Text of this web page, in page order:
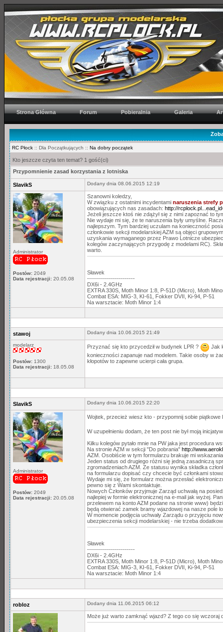
Strona Główna Forum Pobieralnia Galeria
RC Płock :: Dla Początkujących :: Na dobry początek
Kto jeszcze czyta ten temat? 1 gość(ci)
Przypomnienie zasad korzystania z lotniska
SlavikS Dodany dnia 08.06.2015 12:19
Administrator
Postów: 2049
Data rejestracji: 20.05.08
Szanowni koledzy,
W związku z ostatnimi incydentami naruszenia strefy
obowiązujących nas zasadach: http://
Jeżeli jeszcze ktoś nie zdążył się z nimi zapoznać to
Nie wydaje mi się, że te naruszenia były umyślne.
najlepszym. Tym bardziej uczulam na konieczność
członkowie sekcji modelarskiej AZM są objęci
uzyskania wymaganego przez Prawo Lotnicze
kolegów zaczynających przygodę z modelami RC).
warto.
Sławek
------------------------
DX6i - 2.4GHz
EXTRA 330S, Moth Minor 1:8, P-51D (Micro), Moth
Combat ESA: MIG-3, KI-61, Fokker DVII, Ki-94, P-51
Na warsztacie: Moth Minor 1:4
stawoj Dodany dnia 10.06.2015 21:49
modelarz
Postów: 1300
Data rejestracji: 18.05.08
Przyznać się kto przycedził w budynek LPR ?
Jak
konieczności zapanuje nad modelem. Takie osoby w
kłopotów to zapewne ucierpi cała grupa.
SlavikS Dodany dnia 10.06.2015 22:20
Administrator
Postów: 2049
Data rejestracji: 20.05.08
Wojtek, przecież wiesz kto - przypomnij sobie
W uzupełnieniu dodam, że ten post nie był moją
Kilku kolegów pytało mnie na PW jaka jest procedura
Na stronie AZM w sekcji "Do pobrania" http://
AZM. Osobiście w tym formularzu brakuje mi
Jeden status od drugiego różni się jedną zasadniczą
zgromadzeniach AZM. Ze statusu wynika składka
na formularzu dopisać czy chcecie być członkami
Wydaje mi się, że formularz można przesłać
pewno się z Wami skontaktuje.
Nowych Członków przyjmuje Zarząd uchwałą na
najlepiej w formie elektronicznej na e-mail jak wyżej.
przelewem na konto AZM podane na stronie www)
będą otwierać zamek bramy wjazdowej na nasze pole
W momencie podjęcia uchwały Zarządu o przyjęciu
ubezpieczenia sekcji modelarskiej - nie trzeba
Sławek
------------------------
DX6i - 2.4GHz
EXTRA 330S, Moth Minor 1:8, P-51D (Micro), Moth
Combat ESA: MIG-3, KI-61, Fokker DVII, Ki-94, P-51
Na warsztacie: Moth Minor 1:4
robloz Dodany dnia 11.06.2015 06:12
Może już warto zamknąć wjazd? Z tego co się wczoraj